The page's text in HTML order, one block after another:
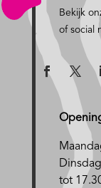
Bekijk
of social
D
tot